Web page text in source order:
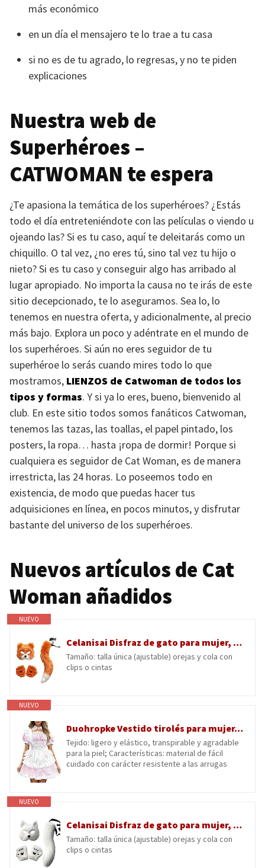
más económico
en un día el mensajero te lo trae a tu casa
si no es de tu agrado, lo regresas, y no te piden
explicaciones
Nuestra web de
Superhéroes –
CATWOMAN te espera
¿Te apasiona la temática de los superhéroes? ¿Estás
todo el día entreteniéndote con las películas o viendo u
ojeando las? Si es tu caso, aquí te deleitarás como un
chiquillo. O tal vez, ¿no eres tú, sino tal vez tu hijo o
nieto? Si es tu caso y conseguir algo has arribado al
lugar apropiado. No importa la causa no te irás de este
sitio decepcionado, te lo aseguramos. Sea lo, lo
tenemos en nuestra oferta, y adicionalmente, al precio
más bajo. Explora un poco y adéntrate en el mundo de
los superhéroes. Si aún no eres seguidor de tu
superhéroe lo serás cuando mires todo lo que
mostramos, LIENZOS de Catwoman de todos los
tipos y formas. Y si ya lo eres, bueno, bienvenido al
club. En este sitio todos somos fanáticos Catwoman,
tenemos las tazas, las toallas, el papel pintado, los
posters, la ropa… hasta ¡ropa de dormir! Porque si
cualquiera es seguidor de Cat Woman, es de manera
irrestricta, las 24 horas. Lo poseemos todo en
existencia, de modo que puedas hacer tus
adquisiciones en línea, en pocos minutos, y disfrutar
bastante del universo de los superhéroes.
Nuevos artículos de Cat
Woman añadidos
NUEVO
Celanisai Disfraz de gato para mujer, lobo cosplay, cola de gato, orejas de gato, divertido, animales falsos, máscaras de piel, máscara Therian con guantes de cola, máscara para gatos, juego de
Tamaño: talla única (ajustable) orejas y cola con
clips o cintas
NUEVO
Duohropke Vestido tirolés para mujer, vestido de criada francesa, vestido de anime, cosplay, vestido sexy de Lolita, Oktoberfest, vestido mediano, vestido tiroco, minikeid de sirvienta, disfraz de
Tejido: ligero y elástico, transpirable y agradable
para la piel; Características: material de fácil
cuidado con carácter resistente a las arrugas
NUEVO
Celanisai Disfraz de gato para mujer, lobo cosplay, cola de gato, orejas de gato, divertido, animales falsos, máscaras de piel, máscara Therian con guantes de cola, máscara para gatos, juego de
Tamaño: talla única (ajustable) orejas y cola con
clips o cintas